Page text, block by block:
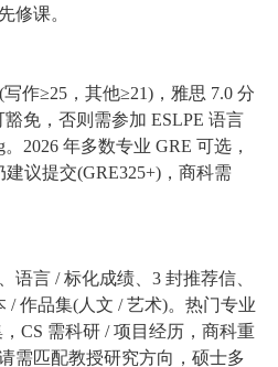
修课。
≥25，其他≥21)，雅思 7.0 分
免，否则需参加 ESLPE 语言
2026 年多数专业 GRE 可选，
议提交(GRE325+)，商科需
言 / 标化成绩、3 封推荐信、
/ 作品集(人文 / 艺术)。热门专业
CS 需科研 / 项目经历，商科重
需匹配教授研究方向，硕士多